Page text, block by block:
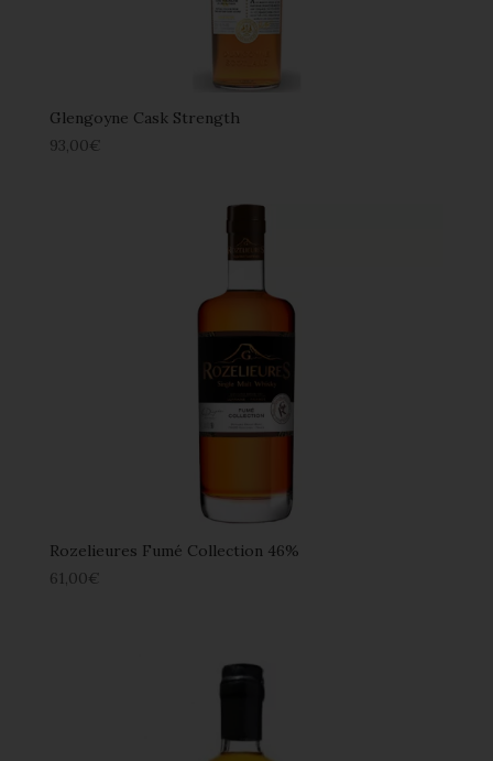
Glengoyne Cask Strength
93,00€
Rozelieures Fumé Collection 46%
61,00€